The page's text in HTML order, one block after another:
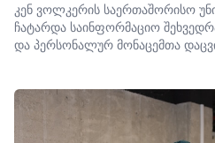
კენ ვოლკერის საერთაშორისო
ჩატარდა საინფორმაციო
და პერსონალურ მონაცემთა